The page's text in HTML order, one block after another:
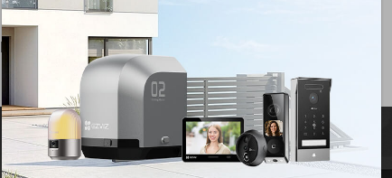
Rotație orizontală